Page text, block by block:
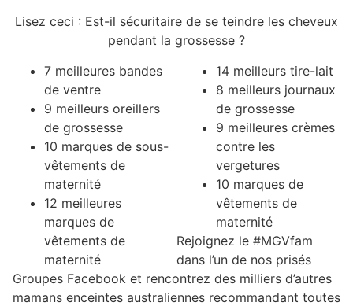
Lisez ceci : Est-il sécuritaire de se teindre les cheveux
pendant la grossesse ?
7 meilleures bandes
de ventre
9 meilleurs oreillers
de grossesse
10 marques de sous-
vêtements de
maternité
12 meilleures
marques de
vêtements de
maternité
14 meilleurs tire-lait
8 meilleurs journaux
de grossesse
9 meilleures crèmes
contre les
vergetures
10 marques de
vêtements de
maternité
Rejoignez le #MGVfam
dans l’un de nos prisés
Groupes Facebook et rencontrez des milliers d’autres
mamans enceintes australiennes recommandant toutes